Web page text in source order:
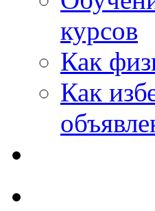
курсов
Как
Как